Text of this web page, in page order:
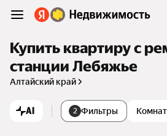
Купить квартиру с
станции Лебяжье
Алтайский край
AI 2 Фильтры